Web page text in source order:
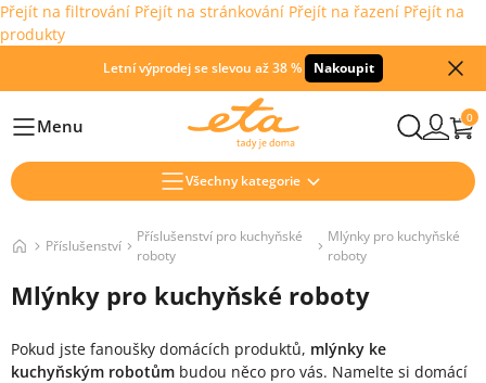
Přejít na filtrování Přejít na stránkování Přejít na řazení Přejít na
produkty
Letní výprodej se slevou až 38 % Nakoupit
HlavníMenu 0
Všechny kategorie
Příslušenství
Příslušenství pro kuchyňské
roboty
Mlýnky pro kuchyňské
roboty
Mlýnky pro kuchyňské roboty
Pokud jste fanoušky domácích produktů, mlýnky ke
kuchyňským robotům budou něco pro vás. Namelte si domácí